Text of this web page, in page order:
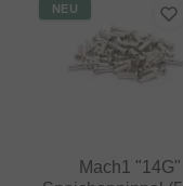
NEU
Mach1 "14G"